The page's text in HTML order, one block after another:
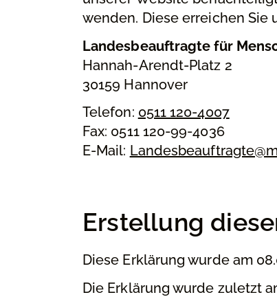
wenden. Diese erreichen Sie
Landesbeauftragte für
Hannah-Arendt-Platz 2
30159 Hannover
Telefon: 0511 120-4007
Fax: 0511 120-99-4036
E-Mail:
Erstellung
Diese Erklärung wurde am
Die Erklärung wurde zuletzt